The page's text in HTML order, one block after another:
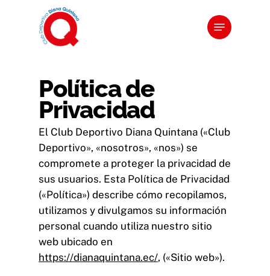
Menu
Política de
Privacidad
El Club Deportivo Diana Quintana («Club
Deportivo», «nosotros», «nos») se
compromete a proteger la privacidad de
sus usuarios. Esta Política de Privacidad
(«Política») describe cómo recopilamos,
utilizamos y divulgamos su información
personal cuando utiliza nuestro sitio
web ubicado en
https://dianaquintana.ec/, («Sitio web»).